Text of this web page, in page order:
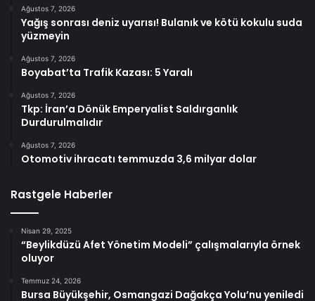
Ağustos 7, 2026
Yağış sonrası deniz uyarısı! Bulanık ve kötü kokulu suda
yüzmeyin
Ağustos 7, 2026
Boyabat’ta Trafik Kazası: 5 Yaralı
Ağustos 7, 2026
Tkp: İran’a Dönük Emperyalist Saldırganlık
Durdurulmalıdır
Ağustos 7, 2026
Otomotiv ihracatı temmuzda 3,6 milyar dolar
Rastgele Haberler
Nisan 29, 2025
“Beylikdüzü Afet Yönetim Modeli” çalışmalarıyla örnek
oluyor
Temmuz 24, 2026
Bursa Büyükşehir, Osmangazi Dağakça Yolu’nu yeniledi